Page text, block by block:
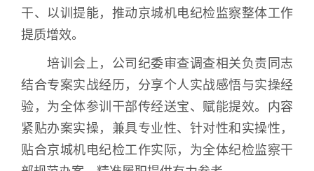
干、以训提能，推动京城机电纪检监察整体工作
提质增效。
培训会上，公司纪委审查调查相关负责同志
结合专案实战经历，分享个人实战感悟与实操经
验，为全体参训干部传经送宝、赋能提效。内容
紧贴办案实操，兼具专业性、针对性和实操性，
贴合京城机电纪检工作实际，为全体纪检监察干